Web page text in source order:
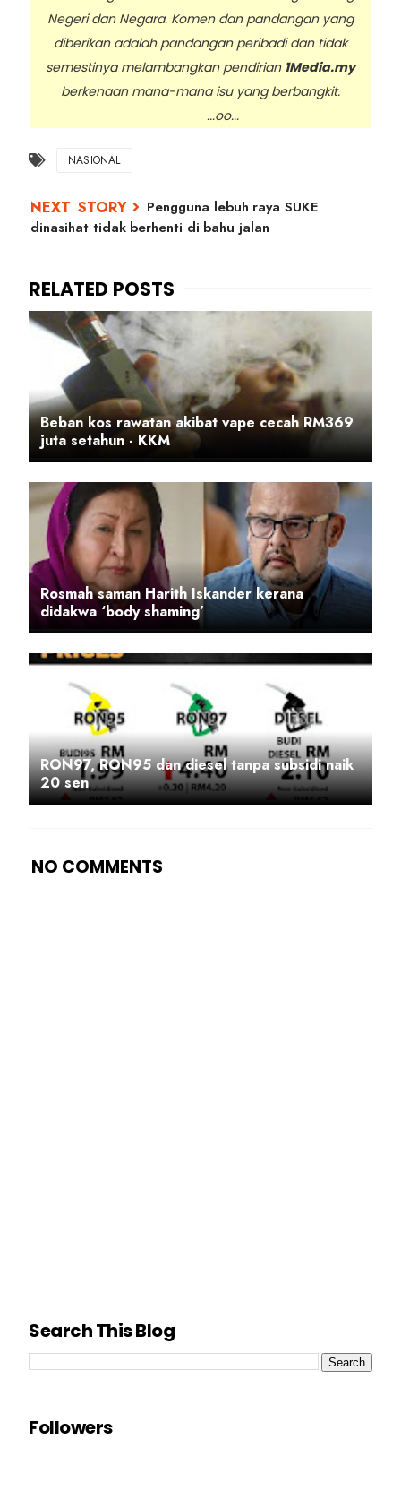
Negeri dan Negara. Komen dan pandangan yang
diberikan adalah pandangan peribadi dan tidak
semestinya melambangkan pendirian 1Media.my
berkenaan mana-mana isu yang berbangkit.
...oo...
NASIONAL
Pengguna lebuh raya SUKE
dinasihat tidak berhenti di bahu jalan
Beban kos rawatan akibat vape cecah RM369
juta setahun - KKM
Rosmah saman Harith Iskander kerana
didakwa ‘body shaming’
RON97, RON95 dan diesel tanpa subsidi naik
20 sen
NO COMMENTS
Search This Blog
Followers